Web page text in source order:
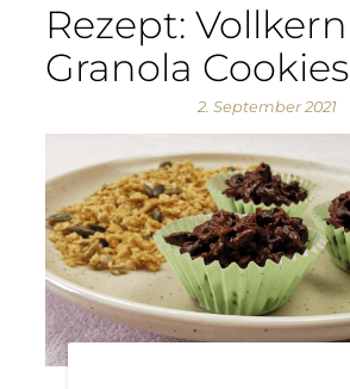
Rezept: Vollkern
Granola Cookies
2. September 2021